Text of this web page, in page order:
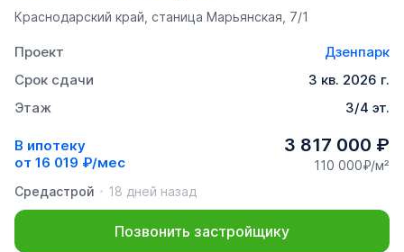
Краснодарский край, станица Марьянская, 7/1
Проект
Дзенпарк
Срок сдачи
3 кв. 2026 г.
Этаж
3/4 эт.
В ипотеку
от 16 019 ₽/мес
3 817 000 ₽
110 000₽/м²
Средастрой
18 дней назад
Позвонить застройщику